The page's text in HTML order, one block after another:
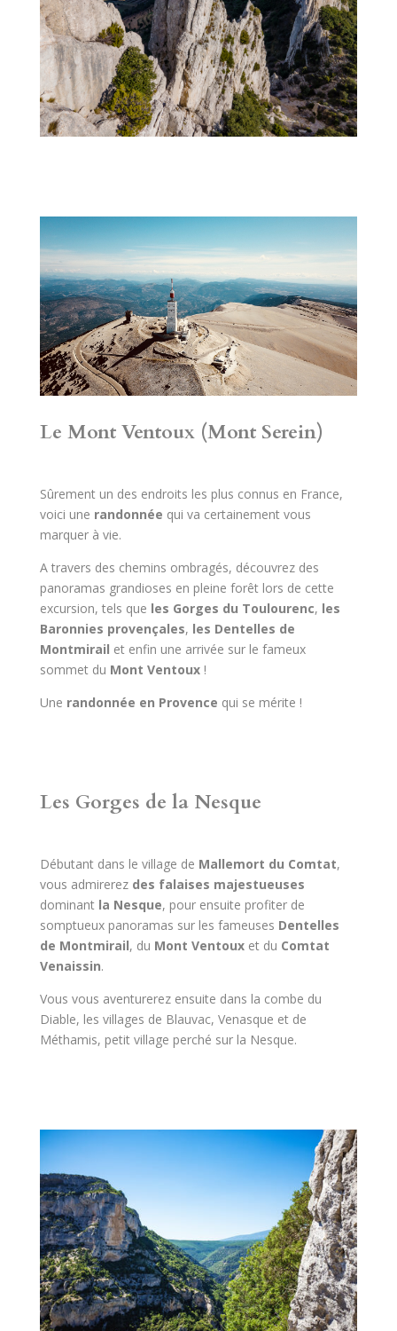
Le Mont Ventoux (Mont Serein)
Sûrement un des endroits les plus connus en France,
voici une randonnée qui va certainement vous
marquer à vie.
A travers des chemins ombragés, découvrez des
panoramas grandioses en pleine forêt lors de cette
excursion, tels que les Gorges du Toulourenc, les
Baronnies provençales, les Dentelles de
Montmirail et enfin une arrivée sur le fameux
sommet du Mont Ventoux!
Une randonnée en Provence qui se mérite !
Les Gorges de la Nesque
Débutant dans le village de Mallemort du Comtat,
vous admirerez des falaises majestueuses
dominant la Nesque, pour ensuite profiter de
somptueux panoramas sur les fameuses Dentelles
de Montmirail, du Mont Ventoux et du Comtat
Venaissin.
Vous vous aventurerez ensuite dans la combe du
Diable, les villages de Blauvac, Venasque et de
Méthamis, petit village perché sur la Nesque.